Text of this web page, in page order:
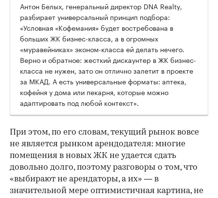
Антон Белых, генеральный директор DNA Realty,
разбирает универсальный принцип подбора:
«Условная «Кофемания» будет востребована в
больших ЖК бизнес-класса, а в огромных
«муравейниках» эконом-класса ей делать нечего.
Верно и обратное: жесткий дискаунтер в ЖК бизнес-
класса не нужен, зато он отлично залетит в проекте
за МКАД. А есть универсальные форматы: аптека,
кофейня у дома или пекарня, которые можно
адаптировать под любой контекст».
При этом, по его словам, текущий рынок вовсе
не является рынком арендодателя: многие
помещения в новых ЖК не удается сдать
довольно долго, поэтому разговоры о том, что
«выбирают не арендаторы, а их» — в
значительной мере оптимистичная картина, не